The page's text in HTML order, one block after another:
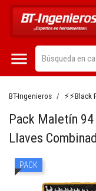

BT-Ingenieros ⚡⚡Black
Pack Maletín
Llaves
PACK